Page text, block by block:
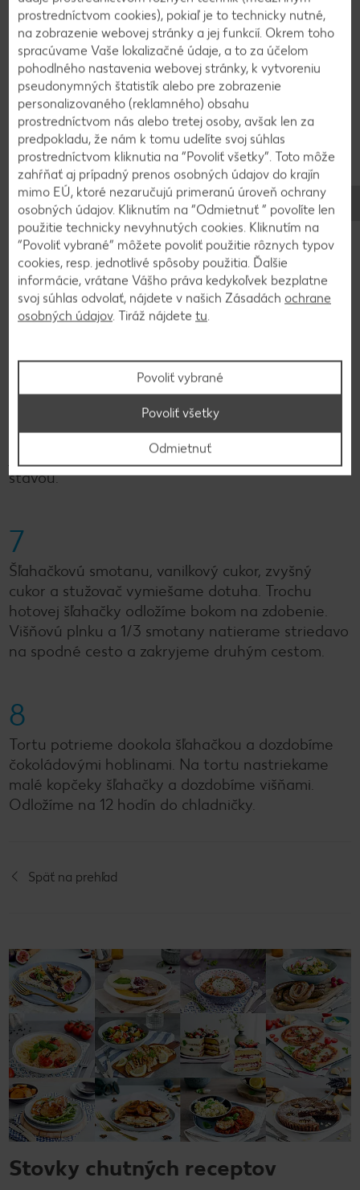
4
Višne necháme odkvapkať, šťavu odložíme
bokom, pridáme do nej 2 lyžice cukru a
privedieme do varu. Škrobovú múčku vymiešame
s trochou vody ho dohladka, pridáme do šťavy a
zahustíme. Krátko povaríme a odstavíme. 12 višní
si odložíme bokom na zdobenie a zvyšné višne
zmiešame so šťavou.
5
Piškótové cesto vyberieme opatrne z formy,
papier na pečenie odstránime a necháme
Pomocou ostrého noža prerežeme cesto
jedenkrát vodorovne a obidve cestá pokvapkáme
šťavou.
7
Šľahačkovú smotanu, vanilkový cukor, zvyšný
cukor a stužovač vymiešame dotuha. Trochu
hotovej šľahačky odložíme bokom na zdobenie.
Višňovú plnku a 1/3 smotany natierame striedavo
na spodné cesto a zakryjeme druhým cestom.
8
Tortu potrieme dookola šľahačkou a dozdobíme
čokoládovými hoblinami. Na tortu nastriekame
malé kopčeky šľahačky a dozdobíme višňami.
Odložíme na 12 hodín do chladničky.
Späť na prehľad
Stovky chutných receptov
prostredníctvom cookies), pokiaľ je to technicky nutné,
na zobrazenie webovej stránky a jej funkcií. Okrem toho
spracúvame Vaše lokalizačné údaje, a to za účelom
pohodlného nastavenia webovej stránky, k vytvoreniu
pseudonymných štatistík alebo pre zobrazenie
personalizovaného (reklamného) obsahu
prostredníctvom nás alebo tretej osoby, avšak len za
predpokladu, že nám k tomu udelíte svoj súhlas
prostredníctvom kliknutia na “Povoliť všetky”. Toto môže
zahŕňať aj prípadný prenos osobných údajov do krajín
mimo EÚ, ktoré nezaručujú primeranú úroveň ochrany
osobných údajov. Kliknutím na “Odmietnuť ” povolíte len
použitie technicky nevyhnutých cookies. Kliknutím na
“Povoliť vybrané” môžete povoliť použitie rôznych typov
cookies, resp. jednotlivé spôsoby použitia. Ďalšie
informácie, vrátane Vášho práva kedykoľvek bezplatne
svoj súhlas odvolať, nájdete v našich Zásadách ochrane
osobných údajov. Tiráž nájdete tu.
Povoliť vybrané
Odmietnuť
Povoliť všetky